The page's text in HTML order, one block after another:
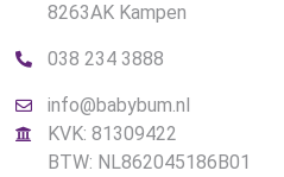
8263AK Kampen
038 234 3888
info@babybum.nl
KVK: 81309422
BTW: NL862045186B01